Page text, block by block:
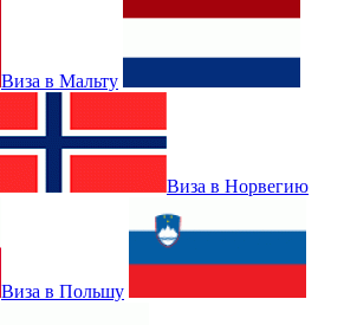
Виза в Мальту
Виза в Норвегию
Виза в Польшу